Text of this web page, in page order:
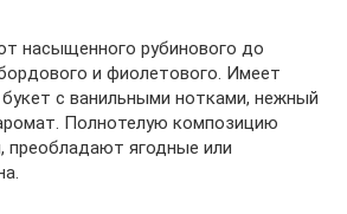
насыщенного рубинового до
и фиолетового. Имеет
с ванильными нотками, нежный
Полнотелую композицию
преобладают ягодные или